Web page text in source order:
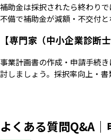
補助金は採択されたら終わり
不備で補助金が減額・不交付と
【専門家（中小企業診断
事業計画書の作成・申請手続
討しましょう。採択率向上・
よくある質問Q&A